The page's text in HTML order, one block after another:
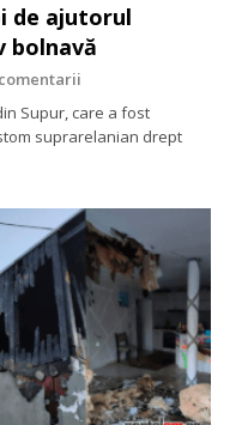
de ajutorul
bolnavă
Supur, care a fost
suprarelanian drept